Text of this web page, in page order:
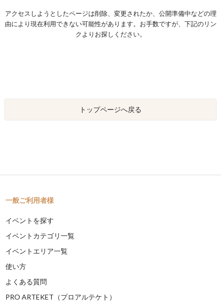
アクセスしようとしたページは削除、変更されたか、公開準備中などの理
由により現在利用できない可能性があります。お手数ですが、下記のリン
クよりお探しください。
トップページへ戻る
一般ご利用者様
イベントを探す
イベントカテゴリ一覧
イベントエリア一覧
使い方
よくある質問
PRO ARTEKET（プロアルテケト）